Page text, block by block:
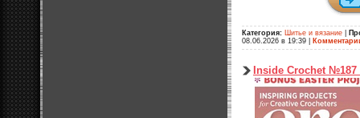
Категория: Шитье и вязание
08.06.2026 в 19:39
Inside Crochet №187